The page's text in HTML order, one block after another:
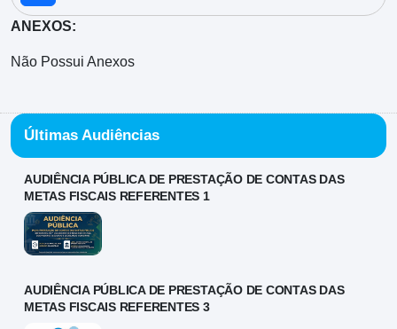
ANEXOS:
Não Possui Anexos
Últimas Audiências
AUDIÊNCIA PÚBLICA DE PRESTAÇÃO DE CONTAS DAS
METAS FISCAIS REFERENTES 1
AUDIÊNCIA PÚBLICA DE PRESTAÇÃO DE CONTAS DAS
METAS FISCAIS REFERENTES 3